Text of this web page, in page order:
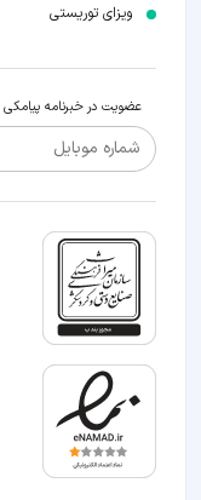
ویزای توریستی
عضویت در خبرنامه پیامکی
شماره موبایل